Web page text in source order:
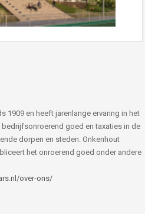
1909 en heeft jarenlange ervaring in het
goed en taxaties in de
dorpen en steden. Onkenhout
het onroerend goed onder andere
over-ons/